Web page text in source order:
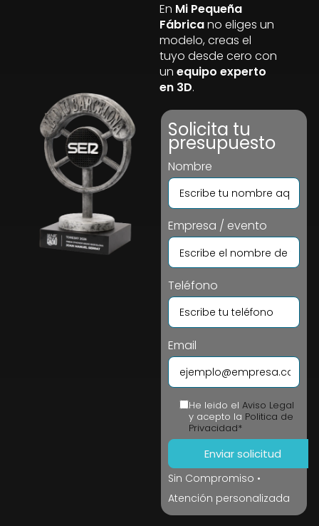
En Mi Pequeña
Fábricano eliges un
modelo, creas el
tuyo desde cero con
un equipo experto
en 3D.
Solicita tu
presupuesto
Nombre
Empresa / evento
Teléfono
Email
He leido el Aviso Legal
y acepto la Politica de
Privacidad*
Sin Compromiso •
Atención personalizada